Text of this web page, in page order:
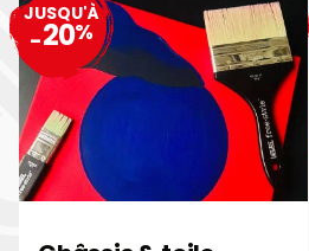
JUSQU'À
-20%